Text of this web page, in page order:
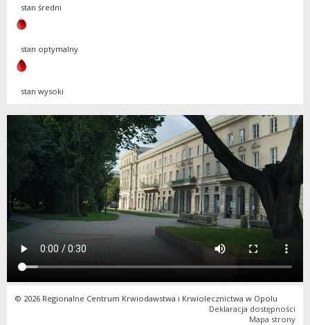
stan średni
stan optymalny
stan wysoki
© 2026 Regionalne Centrum Krwiodawstwa i Krwiolecznictwa w Opolu
Deklaracja dostępności
Mapa strony